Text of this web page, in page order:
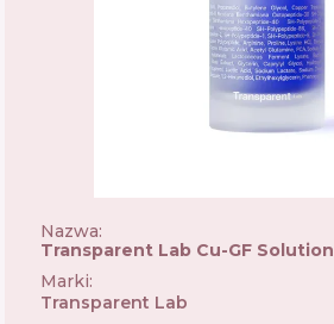
Nazwa:
Transparent Lab Cu-GF Solution
Marki:
Transparent Lab